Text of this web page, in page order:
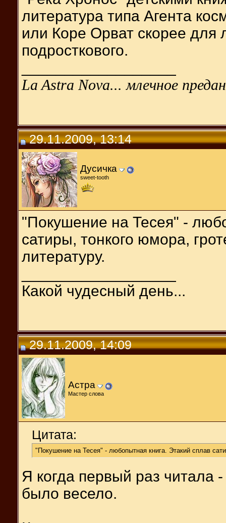
литература типа Агента
или Коре Орват скорее для
подросткового.
La Astra Nova... млечное
29.11.2009, 13:14
Дусичка
sweet-tooth
"Покушение на Тесея" -
сатиры, тонкого юмора,
литературу.
Какой чудесный день...
29.11.2009, 14:09
Астра
Мастер слова
Цитата:
"Покушение на Тесея" - любопытная книга. Этакий сплав
Я когда первый раз читала
было весело.